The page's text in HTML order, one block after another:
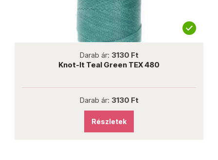
Darab ár: 3130 Ft
Knot-It Teal Green TEX 480
Darab ár: 3130 Ft
Részletek